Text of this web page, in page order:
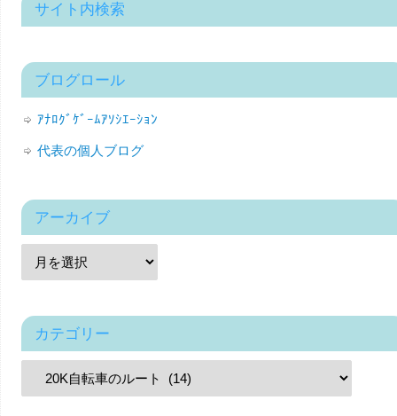
サイト内検索
ブログロール
ｱﾅﾛｸﾞｹﾞｰﾑｱｿｼｴｰｼｮﾝ
代表の個人ブログ
アーカイブ
カテゴリー